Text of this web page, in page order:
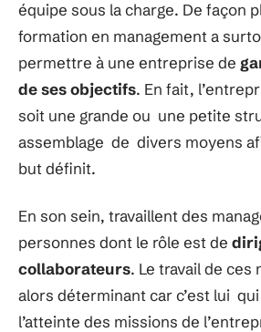
équipe sous la charge. De façon
formation en management a
permettre à une entreprise de
de ses objectifs. En fait,
soit une grande ou une petite
assemblage de divers moyens
but définit.
En son sein, travaillent des
personnes dont le rôle est de
collaborateurs. Le travail de ces
alors déterminant car c’est lui
l’atteinte des missions de